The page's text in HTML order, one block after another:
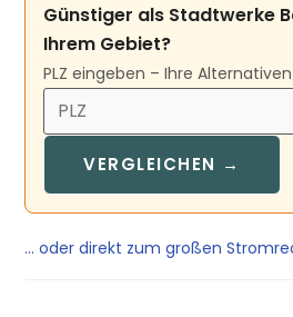
Günstiger als Stadtwerke
Ihrem Gebiet?
PLZ eingeben – Ihre
VERGLEICHEN →
… oder direkt zum großen